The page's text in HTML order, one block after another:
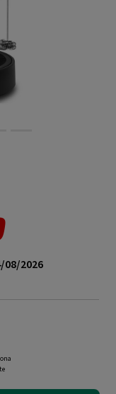
08/2026